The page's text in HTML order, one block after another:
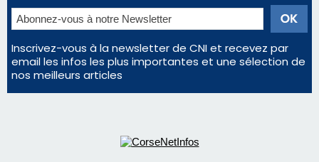
Inscrivez-vous à la newsletter de CNI et recevez par
email les infos les plus importantes et une sélection de
nos meilleurs articles